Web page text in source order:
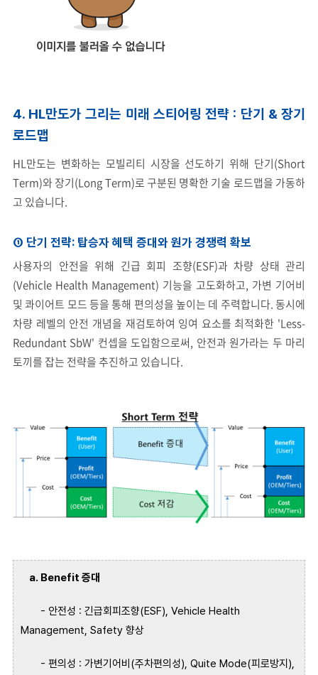
4. HL만도가 그리는 미래 스티어링 전략 : 단기 & 장기
로드맵
HL만도는 변화하는 모빌리티 시장을 선도하기 위해 단기(Short
Term)와 장기(Long Term)로 구분된 명확한 기술 로드맵을 가동하
고 있습니다.
① 단기 전략: 탑승자 혜택 증대와 원가 경쟁력 확보
사용자의 안전을 위해 긴급 회피 조향(ESF)과 차량 상태 관리
(Vehicle Health Management) 기능을 고도화하고, 가변 기어비
및 콰이어트 모드 등을 통해 편의성을 높이는 데 주력합니다. 동시에
차량 레벨의 안전 개념을 재검토하여 잉여 요소를 최적화한 'Less-
Redundant SbW' 컨셉을 도입함으로써, 안전과 원가라는 두 마리
토끼를 잡는 전략을 추진하고 있습니다.
a. Benefit 증대
- 안전성 : 긴급회피조향(ESF), Vehicle Health
Management, Safety 향상
- 편의성 : 가변기어비 (주차편의성), Quite Mode(피로방지 ),